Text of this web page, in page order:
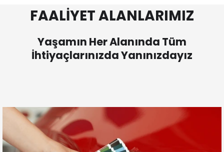
FAALİYET ALANLARIMIZ
Yaşamın Her Alanında Tüm
İhtiyaçlarınızda Yanınızdayız